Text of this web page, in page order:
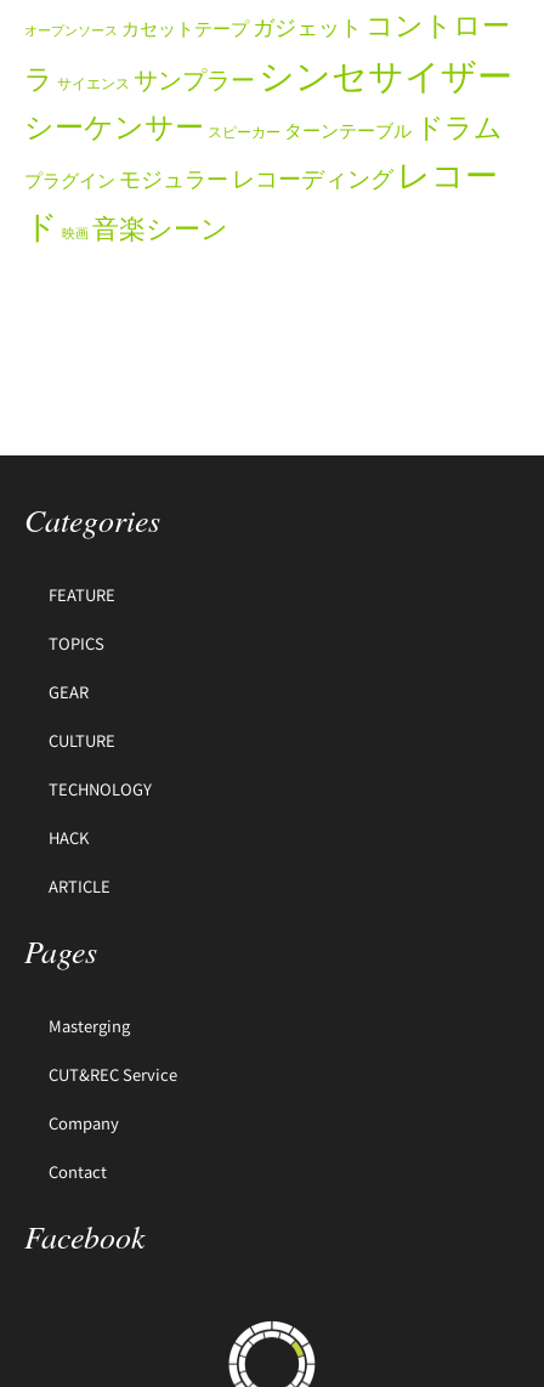
オープンソース カセットテープ ガジェット コントロー
ラ サイエンス サンプラー シンセサイザー
シーケンサー スピーカー ターンテーブル ドラム
プラグイン モジュラー レコーディング レコー
ド 映画 音楽シーン
Categories
FEATURE
TOPICS
GEAR
CULTURE
TECHNOLOGY
HACK
ARTICLE
Pages
Masterging
CUT&REC Service
Company
Contact
Facebook